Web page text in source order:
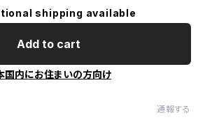
shipping available
Add to cart
国内にお住まいの方向け
通報する